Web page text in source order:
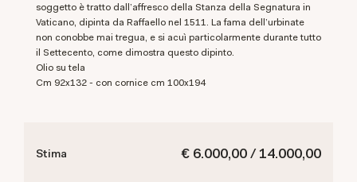
soggetto è tratto dall'affresco della Stanza della Segnatura in
Vaticano, dipinta da Raffaello nel 1511. La fama dell'urbinate
non conobbe mai tregua, e si acuì particolarmente durante tutto
il Settecento, come dimostra questo dipinto.
Olio su tela
cm 92x132 - con cornice cm 100x194
€ 6.000,00 / 14.000,00
Stima